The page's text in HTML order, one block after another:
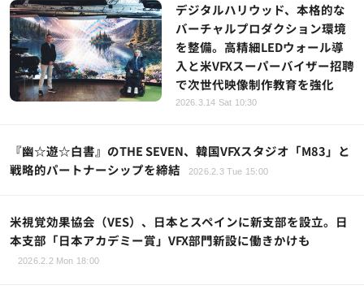
デジタルハリウッド、本格的な
バーチャルプロダクション環境
を整備。高精細LEDウォール導
入と米VFXスーパーバイザー招聘
で次世代映像制作教育を強化
2026.3.14 Sat 10:30
『幽☆遊☆白書』のTHE SEVEN、韓国VFXスタジオ「M83」と
戦略的パートナーシップを締結
2026.2.3 Tue 15:00
米視覚効果協会（VES）、日本とスペインに新支部を設立。日
本支部「日本アカデミー賞」VFX部門新設に働きかけも
2026.2.2 Mon 18:00